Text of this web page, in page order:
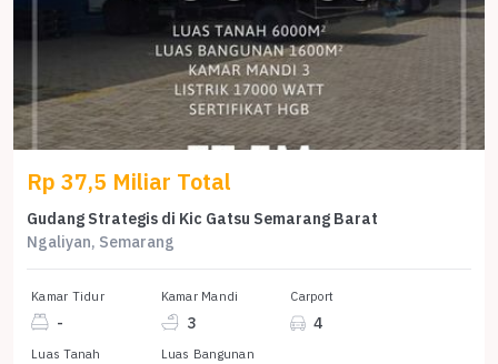
Rp 37,5 Miliar Total
Gudang Strategis di Kic Gatsu Semarang Barat
Ngaliyan, Semarang
Kamar Tidur
-
Kamar Mandi
3
Carport
4
Luas Tanah Luas Bangunan